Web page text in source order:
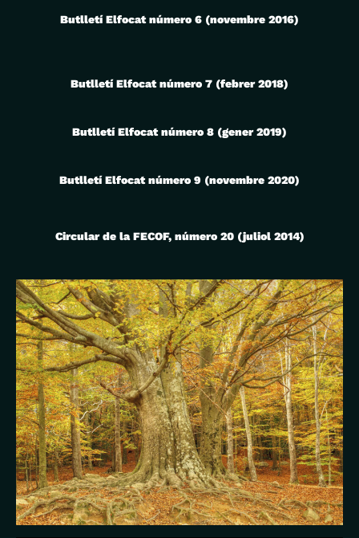
Butlletí Elfocat número 6 (novembre 2016)
Butlletí Elfocat número 7 (febrer 2018)
Butlletí Elfocat número 8 (gener 2019)
Butlletí Elfocat número 9 (novembre 2020)
Circular de la FECOF, número 20 (juliol 2014)